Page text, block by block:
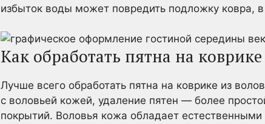
избыток воды может повредить подложку ковра,
Как обработать пятна на
Лучше всего обработать пятна на коврике из
с воловьей кожей, удаление пятен — более
покрытий. Воловья кожа обладает